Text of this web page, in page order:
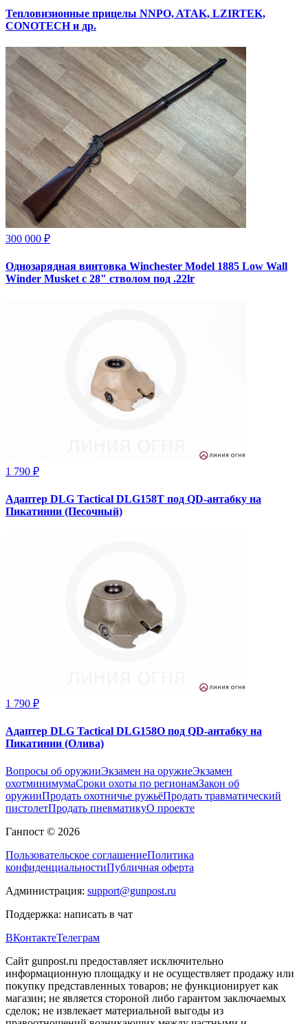
Тепловизионныe прицелы NNPO, ATAK, LZIRTEK,
CONOTECH и др.
300 000 ₽
Однозарядная винтовка Winchester Model 1885 Low Wall
Winder Musket с 28" стволом под .22lr
1 790 ₽
Адаптер DLG Tactical DLG158T под QD-антабку на
Пикатинни (Песочный)
1 790 ₽
Адаптер DLG Tactical DLG158O под QD-антабку на
Пикатинни (Олива)
Вопросы об оружииЭкзамен на оружиеЭкзамен
охотминимумаСроки охоты по регионамЗакон об
оружииПродать охотничье ружьёПродать травматический
пистолетПродать пневматикуО проекте
Ганпост © 2026
Пользовательское соглашениеПолитика
конфиденциальностиПубличная оферта
Администрация: support@gunpost.ru
Поддержка: написать в чат
ВКонтактеТелеграм
Сайт gunpost.ru предоставляет исключительно
информационную площадку и не осуществляет продажу или
покупку представленных товаров; не функционирует как
магазин; не является стороной либо гарантом заключаемых
сделок; не извлекает материальной выгоды из